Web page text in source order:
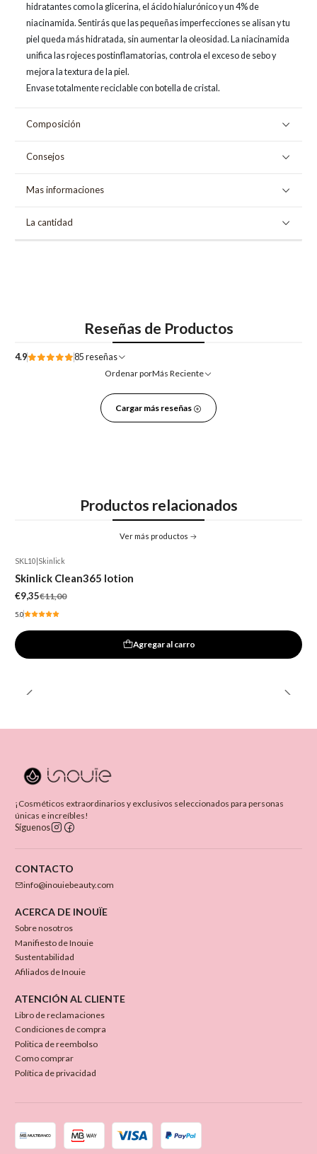
hidratantes como la glicerina, el ácido hialurónico y un 4% de
niacinamida. Sentirás que las pequeñas imperfecciones se alisan y tu
piel queda más hidratada, sin aumentar la oleosidad. La niacinamida
unifica las rojeces postinflamatorias, controla el exceso de sebo y
mejora la textura de la piel.
Envase totalmente reciclable con botella de cristal.
Composición
Consejos
Mas informaciones
La cantidad
Reseñas de Productos
4.9
85 reseñas
Ordenar porMás Reciente
Cargar más reseñas
Productos relacionados
Ver más productos
SKL10 Skinlick
Skinlick Clean365 lotion
€9,35€11,00
5.0
Agregar al carro
¡Cosméticos extraordinarios y exclusivos seleccionados para personas
únicas e increíbles!
Síguenos
CONTACTO
info@inouiebeauty.com
ACERCA DE INOUÏE
Sobre nosotros
Manifiesto de Inouie
Sustentabilidad
Afiliados de Inouie
ATENCIÓN AL CLIENTE
Libro de reclamaciones
Condiciones de compra
Politica de reembolso
Como comprar
Política de privacidad